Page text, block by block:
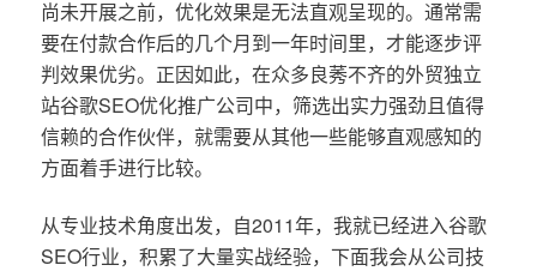
尚未开展之前，优化效果是无法直观呈现的。通常需
要在付款合作后的几个月到一年时间里，才能逐步评
判效果优劣。正因如此，在众多良莠不齐的外贸独立
站谷歌SEO优化推广公司中，筛选出实力强劲且值得
信赖的合作伙伴，就需要从其他一些能够直观感知的
方面着手进行比较。
从专业技术角度出发，自2011年，我就已经进入谷歌
SEO行业，积累了大量实战经验，下面我会从公司技